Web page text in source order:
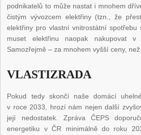
podnikatelů to může nastat i mnohem
čistým vývozcem elektřiny (tzn., že
elektřiny pro vlastní vnitrostátní spotřebu
muset elektřinu naopak nakupovat
Samozřejmě – za mnohem vyšší ceny,
VLASTIZRADA
Pokud tedy skončí naše domácí
v roce 2033, hrozí nám nejen další
její nedostatek. Zpráva ČEPS
energetiku v ČR minimálně do roku